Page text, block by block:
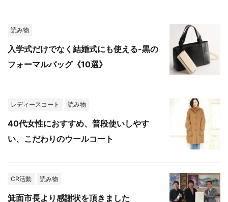
読み物
入学式だけでなく結婚式にも使える-黒の
フォーマルバッグ《10選》
レディースコート 読み物
40代女性におすすめ、普段使いしやす
い、こだわりのウールコート
CR活動 読み物
箕面市長より感謝状を頂きました